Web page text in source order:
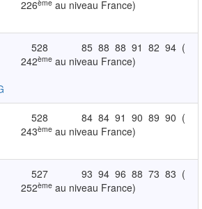
226èmeau niveau France)
528 85 88 88 91 82 94 (
242èmeau niveau France)
528 84 84 91 90 89 90 (
243èmeau niveau France)
527 93 94 96 88 73 83 (
252èmeau niveau France)